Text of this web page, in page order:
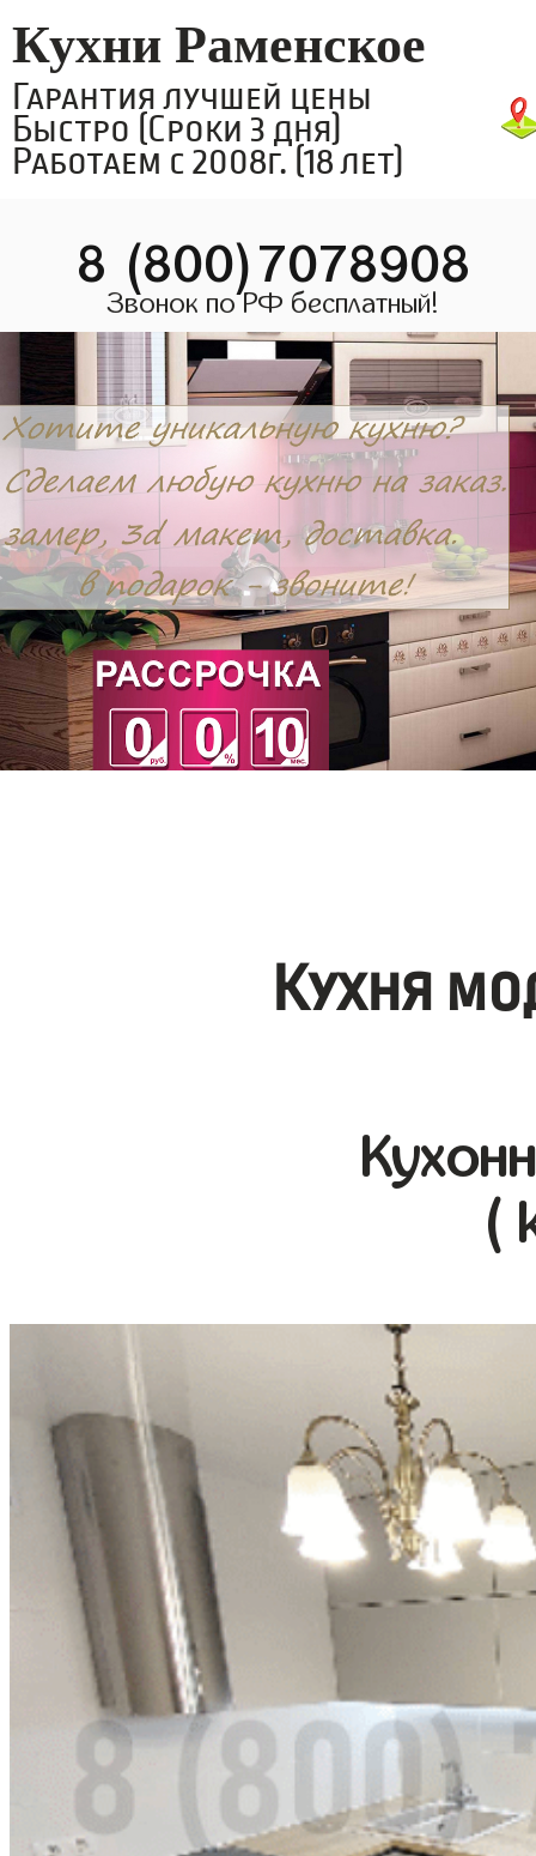
Кухни Раменское
Гарантия лучшей цены
Быстро (Сроки 3 дня)
Работаем с 2008г. (18 лет)
8 (800)7078908
Звонок по РФ бесплатный!
Кухня
(